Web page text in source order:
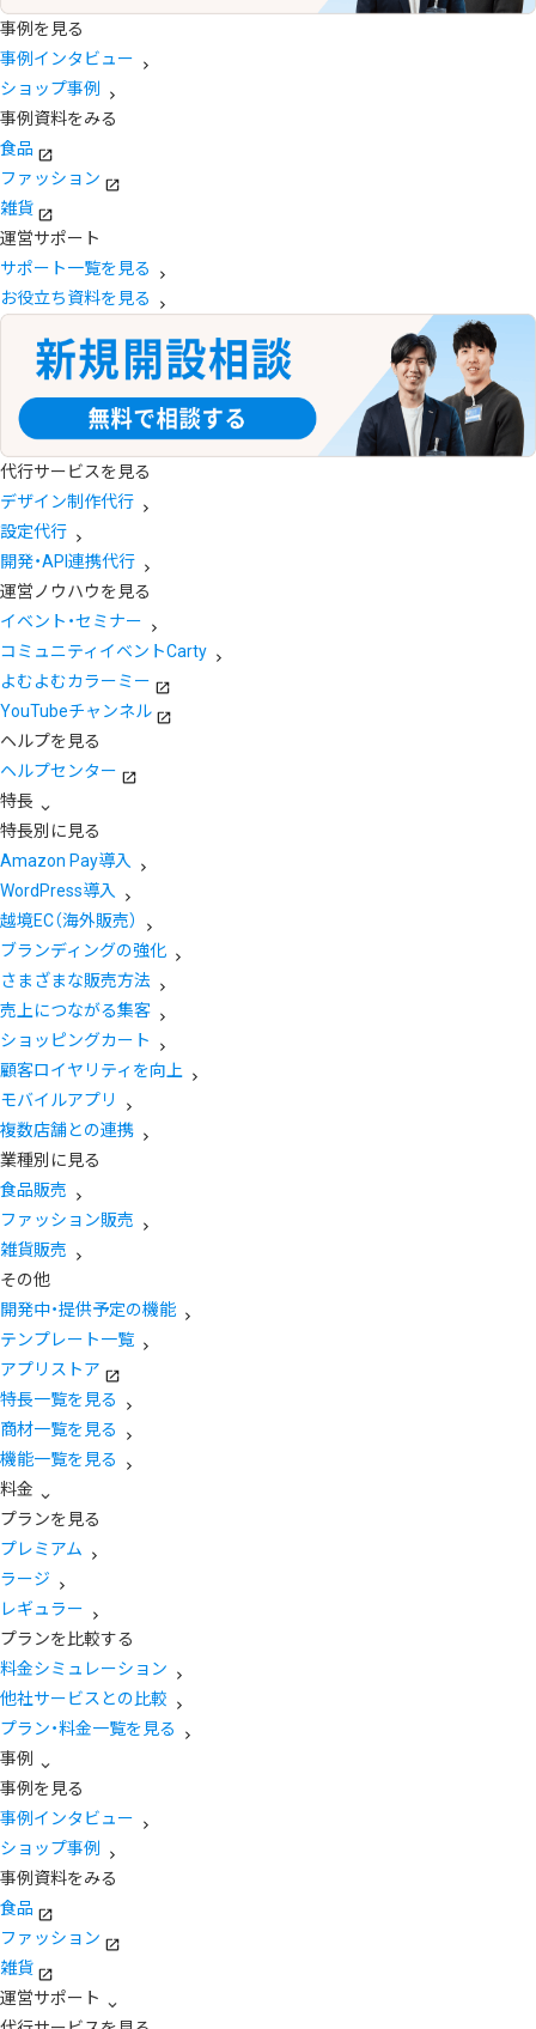
事例を見る
事例インタビュー
ショップ事例
事例資料をみる
食品
ファッション
雑貨
運営サポート
サポート一覧を見る
お役立ち資料を見る
代行サービスを見る
デザイン制作代行
設定代行
開発・API連携代行
運営ノウハウを見る
イベント・セミナー
コミュニティイベントCarty
よむよむカラーミー
YouTubeチャンネル
ヘルプを見る
ヘルプセンター
特長
特長別に見る
Amazon Pay導入
WordPress導入
越境EC（海外販売）
ブランディングの強化
さまざまな販売方法
売上につながる集客
ショッピングカート
顧客ロイヤリティを向上
モバイルアプリ
複数店舗との連携
業種別に見る
食品販売
ファッション販売
雑貨販売
その他
開発中・提供予定の機能
テンプレート一覧
アプリストア
特長一覧を見る
商材一覧を見る
機能一覧を見る
料金
プランを見る
プレミアム
ラージ
レギュラー
プランを比較する
料金シミュレーション
他社サービスとの比較
プラン・料金一覧を見る
事例
事例を見る
事例インタビュー
ショップ事例
事例資料をみる
食品
ファッション
雑貨
運営サポート